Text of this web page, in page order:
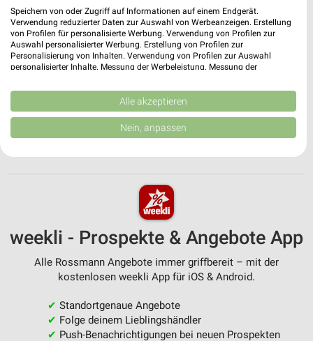
03Mo 04Di 05Mi 06Do 07 Fr
Rossmann - Angebote ab 03.08.
MEHR PROSPEKTE
weekli - Prospekte & Angebote App
Alle Rossmann Angebote immer griffbereit – mit der
kostenlosen weekli App für iOS & Android.
✔ Standortgenaue Angebote
✔ Folge deinem Lieblingshändler
✔ Push-Benachrichtigungen bei neuen Prospekten
Speichern von oder Zugriff auf Informationen auf einem Endgerät.
Verwendung reduzierter Daten zur Auswahl von Werbeanzeigen. Erstellung
von Profilen für personalisierte Werbung. Verwendung von Profilen zur
Auswahl personalisierter Werbung. Erstellung von Profilen zur
Personalisierung von Inhalten. Verwendung von Profilen zur Auswahl
personalisierter Inhalte. Messung der Werbeleistung. Messung der
Kombinationen von Daten aus verschiedenen Quellen. Entwicklung und
Verbesserung der Angebote. Verwendung reduzierter Daten zur Auswahl
von Inhalten.
Daten können außerhalb der Europäischen Union weitergegeben und in die
Website/App.
Wir nutzen Ihre Daten für folgende Zwecke:
Speichern von oder Zugriff auf Informationen
auf einem Endgerät
Verwendung reduzierter Daten zur Auswahl von
Erstellung von Profilen für personalisierte
Werbung
Alle akzeptieren
Nein, anpassen